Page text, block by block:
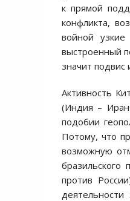
к прямой
конфликта,
войной
выстроенный
значит
Активность
(Индия – Иран
подобии
Потому, что
возможную
бразильского
против